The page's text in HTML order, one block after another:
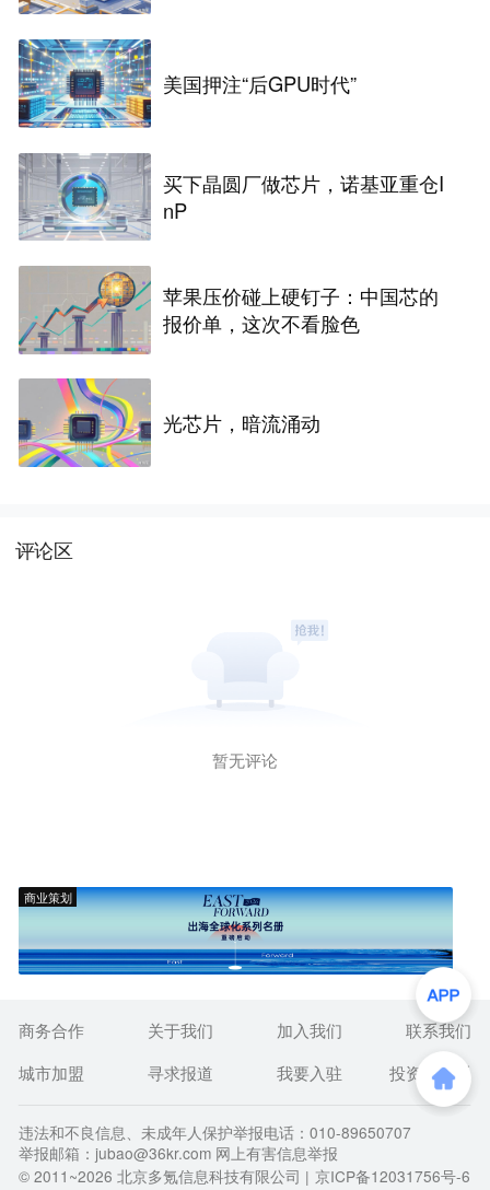
美国押注“后GPU时代”
买下晶圆厂做芯片，诺基亚重仓I
nP
苹果压价碰上硬钉子：中国芯的
报价单，这次不看脸色
光芯片，暗流涌动
评论区
暂无评论
商业策划
商务合作 关于我们 加入我们
联系我们
城市加盟
寻求报道 我要入驻 投资者关系
违法和不良信息、未成年人保护举报电话：010-89650707
举报邮箱：jubao@36kr.com 网上有害信息举报
© 2011~2026 北京多氪信息科技有限公司 | 京ICP备12031756号-6